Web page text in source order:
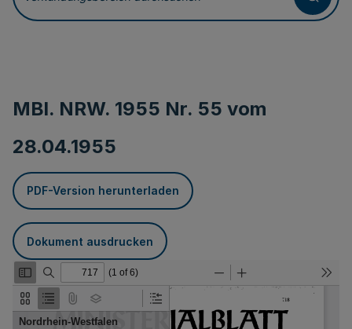
Verkündungsbereich durchsuchen
MBl. NRW. 1955 Nr. 55 vom
28.04.1955
PDF-Version herunterladen
Dokument ausdrucken